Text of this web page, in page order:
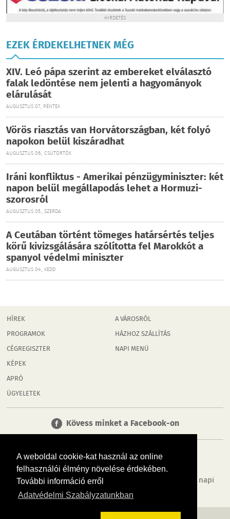
A weboldal cookie-kat használ az online
felhasználói élmény növelése érdekében.
További információ erről
Adatvédelmi Szabályzatunkban
HIRDETÉS
EZEK ÉRDEKELHETNEK MÉG
XIV. Leó pápa szerint az embereket elválasztó
falak ledöntése nem jelenti a hagyományok
elárulását
AUGUSZTUS 07., PÉNTEK
Vörös riasztás van Horvátországban, két folyó
napokon belül kiszáradhat
AUGUSZTUS 06., CSÜTÖRTÖK
Iráni konfliktus - Amerikai pénzügyminiszter: két
napon belül megállapodás lehet a Hormuzi-
szorosról
AUGUSZTUS 05., SZERDA
A Ceutában történt tömeges határsértés teljes
körű kivizsgálására szólította fel Marokkót a
spanyol védelmi miniszter
AUGUSZTUS 04., KEDD
HÍREK
PROGRAMOK
CÉGREGISZTER
KÉPEK
APRÓ
ÜGYELETEK
A VÁROSRÓL
HÁZHOZ SZÁLLÍTÁS
NAPI MENÜ
Kövess minket a Facebook-on
Tudj meg többet városodról! Hírek, programok, képek, napi
menü, cégek…. és minden, ami Rábaköz